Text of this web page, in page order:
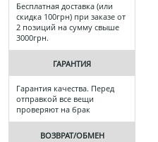
Бесплатная доставка (или
скидка 100грн) при заказе от
2 позиций на сумму свыше
3000грн.
ГАРАНТИЯ
Гарантия качества. Перед
отправкой все вещи
проверяют на брак
ВОЗВРАТ/ОБМЕН